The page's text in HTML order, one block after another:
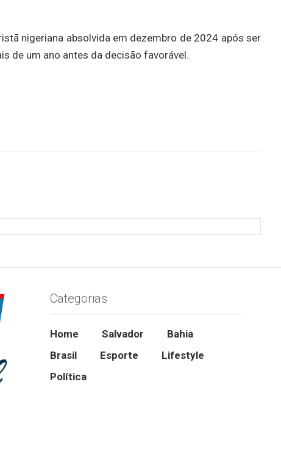
nigeriana absolvida em dezembro de 2024 após ser
de um ano antes da decisão favorável.
Categorias
Home Salvador
Bahia
Brasil
Esporte
Lifestyle
Política